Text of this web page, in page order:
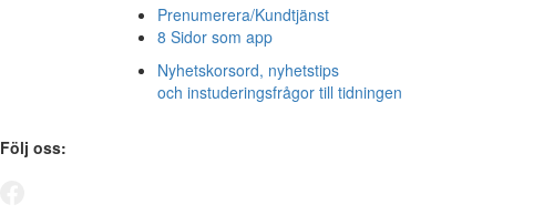
Prenumerera/Kundtjänst
8 Sidor som app
Nyhetskorsord, nyhetstips
och instuderingsfrågor till tidningen
Följ oss: